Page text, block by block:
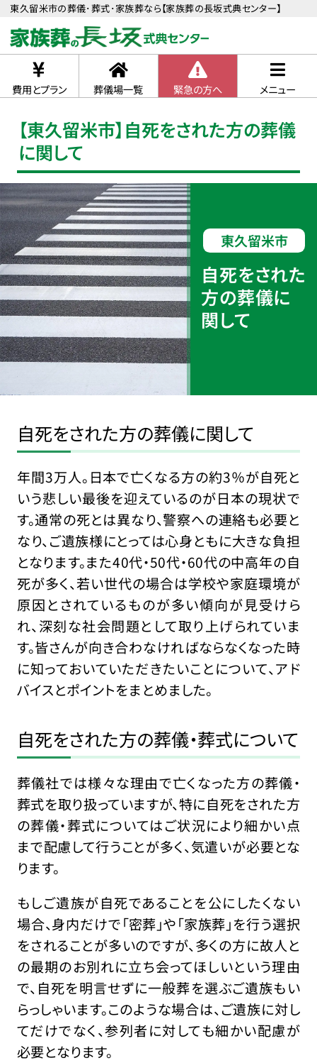
東久留米市の葬儀･葬式･家族葬なら【家族葬の長坂式典センター】
費用とプラン 葬儀場一覧 緊急の方へ メニュー
【東久留米市】自死をされた方の葬儀
に関して
東久留米市
自死をされた
方の葬儀に
関して
自死をされた方の葬儀に関して
年間3万人。日本で亡くなる方の約3％が自死と
いう悲しい最後を迎えているのが日本の現状で
す。通常の死とは異なり、警察への連絡も必要と
なり、ご遺族様にとっては心身ともに大きな負担
となります。また40代・50代・60代の中高年の自
死が多く、若い世代の場合は学校や家庭環境が
原因とされているものが多い傾向が見受けら
れ、深刻な社会問題として取り上げられていま
す。皆さんが向き合わなければならなくなった時
に知っておいていただきたいことについて、アド
バイスとポイントをまとめました。
自死をされた方の葬儀・葬式について
葬儀社では様々な理由で亡くなった方の葬儀・
葬式を取り扱っていますが、特に自死をされた方
の葬儀・葬式についてはご状況により細かい点
まで配慮して行うことが多く、気遣いが必要とな
ります。
もしご遺族が自死であることを公にしたくない
場合、身内だけで「密葬」や「家族葬」を行う選択
をされることが多いのですが、多くの方に故人と
の最期のお別れに立ち会ってほしいという理由
で、自死を明言せずに一般葬を選ぶご遺族もい
らっしゃいます。このような場合は、ご遺族に対し
てだけでなく、参列者に対しても細かい配慮が
必要となります。